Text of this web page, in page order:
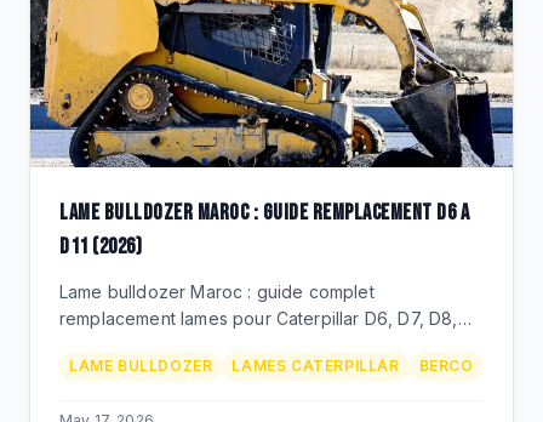
LAME BULLDOZER MAROC : GUIDE REMPLACEMENT D6 A
D11 (2026)
Lame bulldozer Maroc : guide complet
remplacement lames pour Caterpillar D6, D7, D8,
distributeur BEKS.
LAME BULLDOZER LAMES CATERPILLAR BERCO